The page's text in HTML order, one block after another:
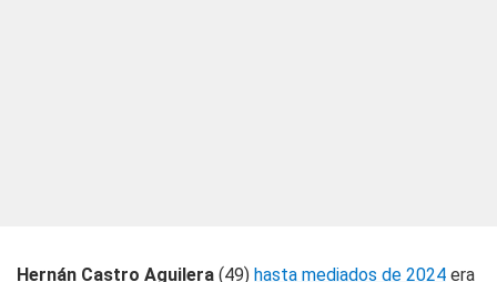
Hernán Castro Aguilera (49) hasta mediados de 2024 era